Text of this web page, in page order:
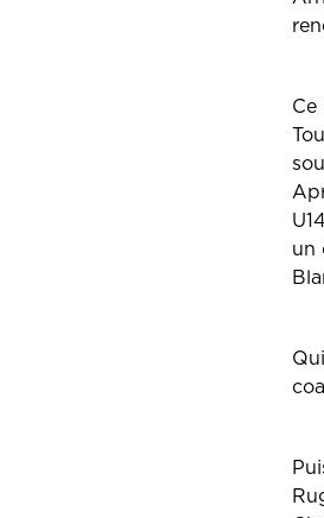
Ce
un